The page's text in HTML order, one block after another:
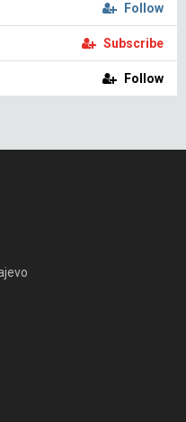
Follow
Subscribe
Follow